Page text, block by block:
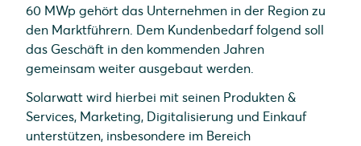
60 MWp gehört das Unternehmen in der Region zu
den Marktführern. Dem Kundenbedarf folgend soll
das Geschäft in den kommenden Jahren
gemeinsam weiter ausgebaut werden.
Solarwatt wird hierbei mit seinen Produkten &
Services, Marketing, Digitalisierung und Einkauf
unterstützen, insbesondere im Bereich